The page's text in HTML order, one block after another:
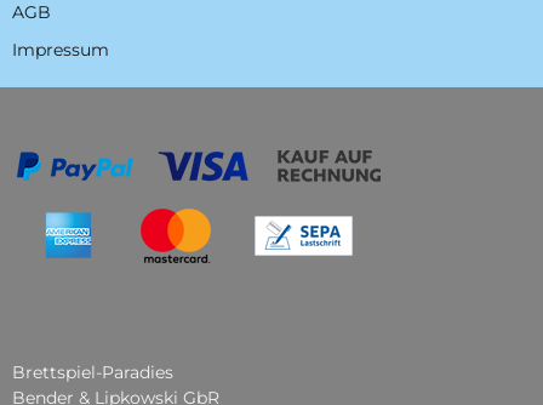
AGB
Impressum
Brettspiel-Paradies
Bender & Lipkowski GbR